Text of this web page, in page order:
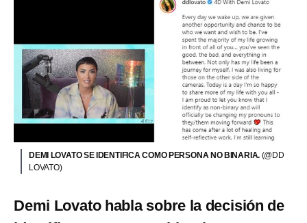
DEMI LOVATO SE IDENTIFICA COMO PERSONA NO BINARIA. (@DD
LOVATO)
Demi Lovato habla sobre la decisión de